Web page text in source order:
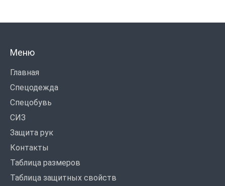
Меню
Главная
Спецодежда
Спецобувь
СИЗ
Защита рук
Контакты
Таблица размеров
Таблица защитных свойств